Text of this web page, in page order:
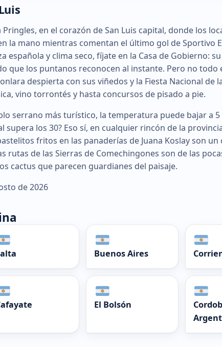
Pringles, en el corazón de San Luis capital, donde los
la mano mientras comentan el último gol de Sportivo
española y clima seco, fíjate en la Casa de Gobierno:
que los puntanos reconocen al instante. Pero no todo
despierta con sus viñedos y la Fiesta Nacional de
vino torrontés y hasta concursos de pisado a pie.
serrano más turístico, la temperatura puede bajar a
supera los 30? Eso sí, en cualquier rincón de la
fritos en las panaderías de Juana Koslay son un
rutas de las Sierras de Comechingones son de las
cactus que parecen guardianes del paisaje.
de 2026
Buenos Aires
El Bolsón